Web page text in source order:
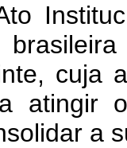
cuja
atingir
a